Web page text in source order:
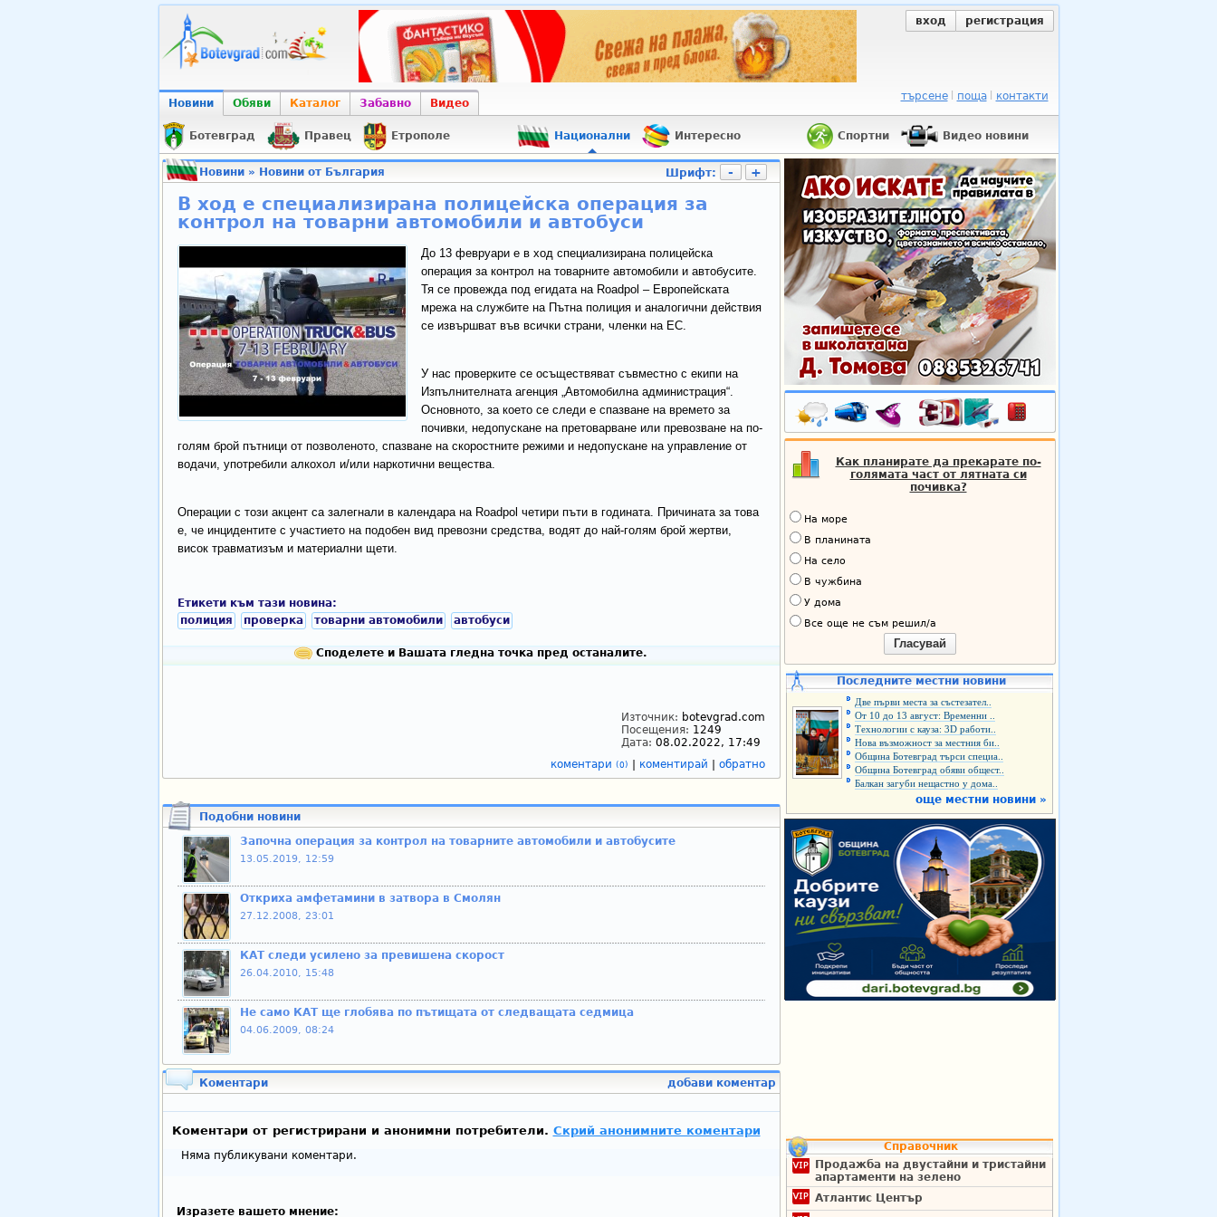
вход регистрация
Новини Обяви Каталог Забавно Видео
търсене поща контакти
Ботевград Правец Етрополе Национални Интересно Спортни Видео новини
Новини» Новини от България Шрифт: - +
В ход е специализирана полицейска операция за
контрол на товарни автомобили и автобуси
До 13 февруари е в ход специализирана полицейска
операция за контрол на товарните автомобили и автобусите.
Тя се провежда под егидата на Roadpol – Европейската
мрежа на службите на Пътна полиция и аналогични действия
се извършват във всички страни, членки на ЕС.
У нас проверките се осъществяват съвместно с екипи на
Изпълнителната агенция „Автомобилна администрация“.
Основното, за което се следи е спазване на времето за
почивки, недопускане на претоварване или превозване на по-
голям брой пътници от позволеното, спазване на скоростните режими и недопускане на управление от
водачи, употребили алкохол и/или наркотични вещества.
Операции с този акцент са залегнали в календара на Roadpol четири пъти в годината. Причината за това
е, че инцидентите с участието на подобен вид превозни средства, водят до най-голям брой жертви,
висок травматизъм и материални щети.
Етикети към тази новина:
полиция
проверка товарни автомобили автобуси
Споделете и Вашата гледна точка пред останалите.
Източник: botevgrad.com
Посещения: 1249
Дата: 08.02.2022, 17:49
коментари (0) коментирай обратно
Подобни новини
Започна операция за контрол на товарните автомобили и автобусите
13.05.2019, 12:59
Откриха амфетамини в затвора в Смолян
27.12.2008, 23:01
КАТ следи усилено за превишена скорост
26.04.2010, 15:48
Не само КАТ ще глобява по пътищата от следващата седмица
04.06.2009, 08:24
Коментари добави коментар
Коментари от регистрирани и анонимни потребители. Скрий анонимните коментари
Няма публикувани коментари.
Изразете вашето мнение:
Как планирате да прекарате по-
голямата част от лятната си
почивка?
На море
В планината
На село
В чужбина
У дома
Все още не съм решил/а
Гласувай
Последните местни новини
Две първи места за състезател..
От 10 до 13 август: Временни ..
Технологии с кауза: 3D работи..
Нова възможност за местния би..
Община Ботевград търси специа..
Община Ботевград обяви общест..
Балкан загуби нещастно у дома..
още местни новини »
Справочник
Продажба на двустайни и тристайни
апартаменти на зелено
Атлантис Център